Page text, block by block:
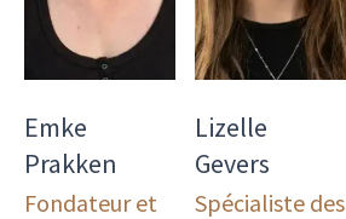
Emke
Prakken
Fondateur et
Lizelle
Gevers
Spécialiste des